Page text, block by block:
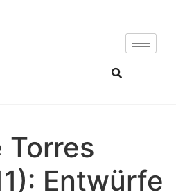
Torres
Entwürfe